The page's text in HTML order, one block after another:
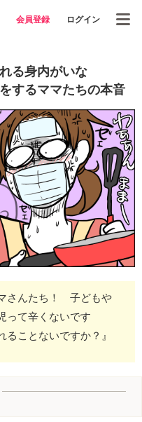
会員登録 ログイン
る身内がいな
するママたちの本音
さんたち！ 子どもや
って辛くないです
ことないですか？』